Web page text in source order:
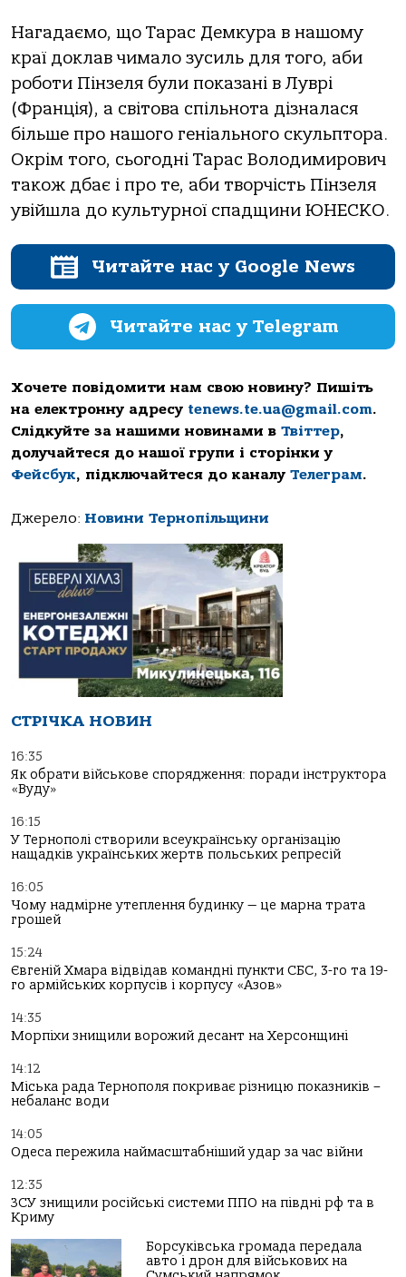
Нагадаємо, що Тарас Демкура в нашому
краї доклав чимало зусиль для того, аби
роботи Пінзеля були показані в Луврі
(Франція), а світова спільнота дізналася
більше про нашого геніального скульптора.
Окрім того, сьогодні Тарас Володимирович
також дбає і про те, аби творчість Пінзеля
увійшла до культурної спадщини ЮНЕСКО.
Читайте нас у Google News
Читайте нас у Telegram
Хочете повідомити нам свою новину? Пишіть
на електронну адресу tenews.te.ua@gmail.com.
Слідкуйте за нашими новинами в Твіттер,
долучайтеся до нашої групи і сторінки у
Фейсбук, підключайтеся до каналу Телеграм.
Джерело: Новини Тернопільщини
СТРІЧКА НОВИН
16:35
Як обрати військове спорядження: поради інструктора
«Вуду»
16:15
У Тернополі створили всеукраїнську організацію
нащадків українських жертв польських репресій
16:05
Чому надмірне утеплення будинку — це марна трата
грошей
15:24
Євгеній Хмара відвідав командні пункти СБС, 3-го та 19-
го армійських корпусів і корпусу «Азов»
14:35
Морпіхи знищили ворожий десант на Херсонщині
14:12
Міська рада Тернополя покриває різницю показників –
небаланс води
14:05
Одеса пережила наймасштабніший удар за час війни
12:35
ЗСУ знищили російські системи ППО на півдні рф та в
Криму
Борсуківська громада передала
авто і дрон для військових на